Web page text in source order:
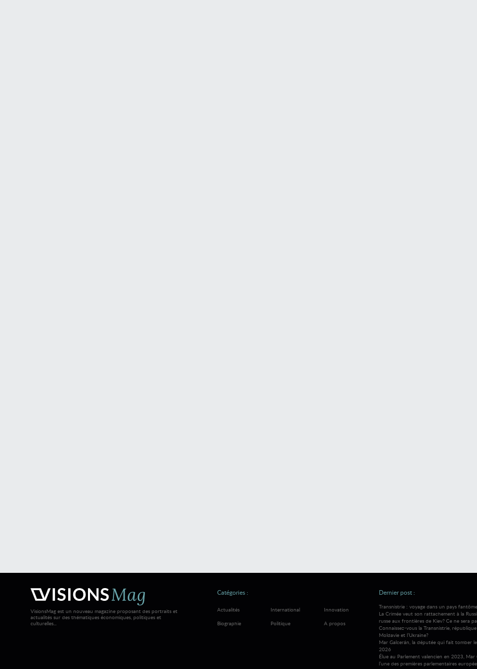
VisionsMag est un nouveau magazine proposant des portraits et
actualités sur des thématiques économiques, politiques et
culturelles...
Catégories :
Actualités International
Innovation
Biographie
Politique A propos
Dernier post :
Transnistrie : voyage dans un pays
La Crimée veut son rattachement à la
russe aux frontières de Kiev? Ce ne sera
Connaissez-vous la Transnistrie,
Moldavie et l’Ukraine?
Mar Galcerán, la députée qui fait tomber
2026
Élue au Parlement valencien en 2023, Mar
l’une des premières parlementaires